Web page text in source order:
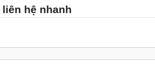
liên hệ nhanh